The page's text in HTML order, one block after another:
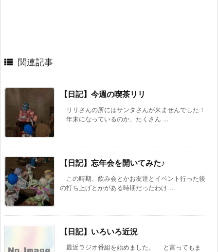
 関連記事
【日記】今週の喫茶リリ
リリさんの所にはサンタさんが来ませんでした！
年末になっているのか、たくさん ...
【日記】忘年会を開いてみた♪
この時期、飲み会とかお友達とイベント行った後
の打ち上げとかがある時期だったわけ ...
【日記】いろいろ近況
最近ラジオ番組を始めました。 と言ってもま